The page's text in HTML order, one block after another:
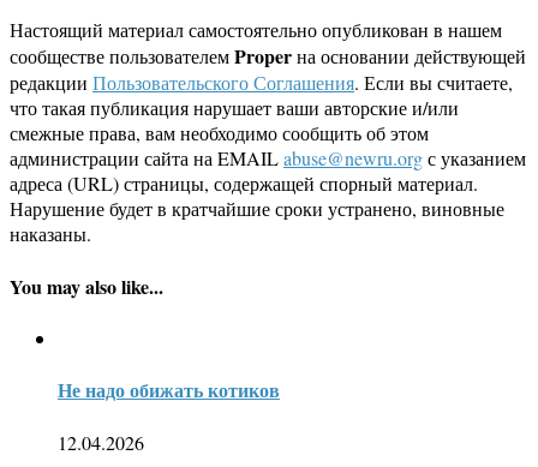
Настоящий материал самостоятельно опубликован в нашем
сообществе пользователемProperна основании действующей
редакции Пользовательского Соглашения. Если вы считаете,
что такая публикация нарушает ваши авторские и/или
смежные права, вам необходимо сообщить об этом
администрации сайта на EMAILabuse@newru.orgс указанием
адреса (URL) страницы, содержащей спорный материал.
Нарушение будет в кратчайшие сроки устранено, виновные
наказаны.
You may also like...
Не надо обижать котиков
12.04.2026